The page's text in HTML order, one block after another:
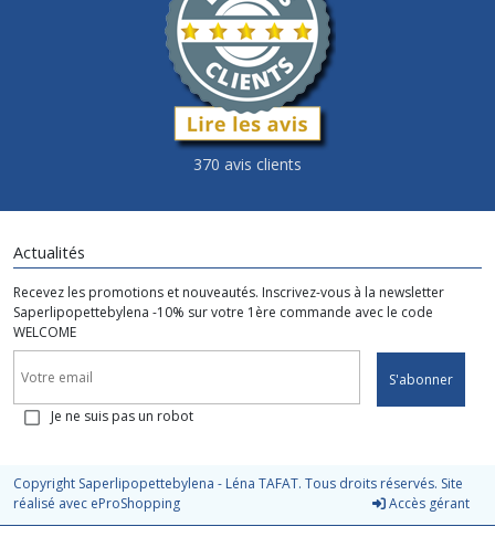
370 avis clients
Actualités
Recevez les promotions et nouveautés. Inscrivez-vous à la newsletter
Saperlipopettebylena -10% sur votre 1ère commande avec le code
WELCOME
S'abonner
Je ne suis pas un robot
Copyright Saperlipopettebylena - Léna TAFAT. Tous droits réservés. Site
réalisé avec eProShopping Accès gérant